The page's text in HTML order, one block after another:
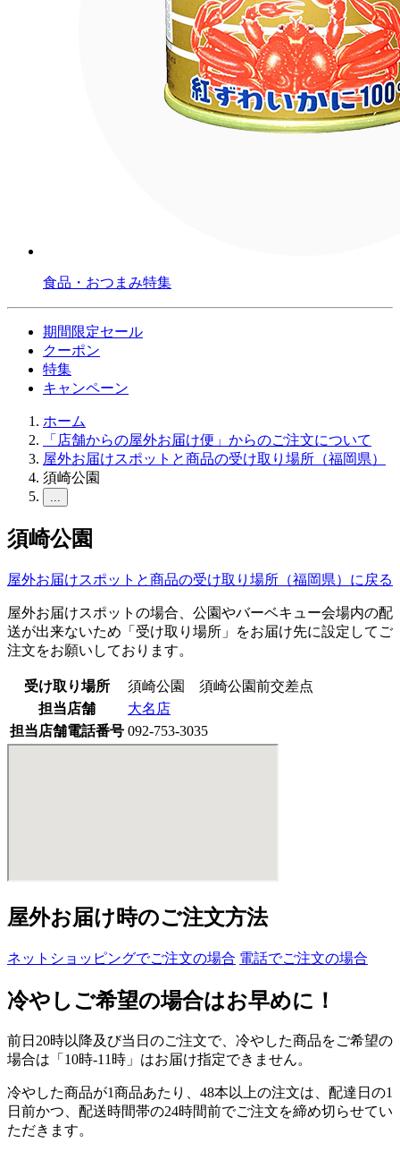
食品・おつまみ特集
期間限定セール
クーポン
特集
キャンペーン
ホーム
「店舗からの屋外お届け便」からのご注文について
屋外お届けスポットと商品の受け取り場所（福岡県）
須崎公園
...
須崎公園
屋外お届けスポットと商品の受け取り場所（福岡県）に戻る
屋外お届けスポットの場合、公園やバーベキュー会場内の配
送が出来ないため「受け取り場所」をお届け先に設定してご
注文をお願いしております。
受け取り場所
須崎公園 須崎公園前交差点
担当店舗
大名店
担当店舗電話番号 092-753-3035
屋外お届け時のご注文方法
ネットショッピングでご注文の場合 電話でご注文の場合
冷やしご希望の場合はお早めに！
前日20時以降及び当日のご注文で、冷やした商品をご希望の
場合は「10時-11時」はお届け指定できません。
冷やした商品が1商品あたり、48本以上の注文は、配達日の1
日前かつ、配送時間帯の24時間前でご注文を締め切らせてい
ただきます。